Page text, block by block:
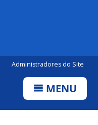
Administradores do Site
MENU